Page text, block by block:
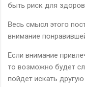
быть риск для
Весь смысл этого
внимание
Если внимание
то возможно будет
пойдет искать